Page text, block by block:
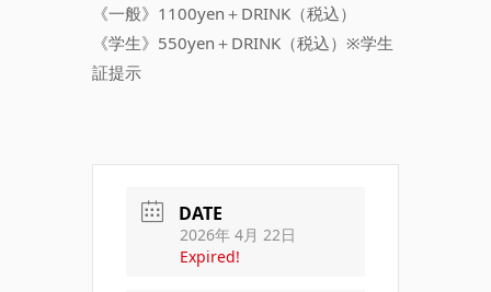
《一般》1100yen＋DRINK（税込）
《学生》550yen＋DRINK（税込）※学生
証提示
DATE
2026年 4月 22日
Expired!